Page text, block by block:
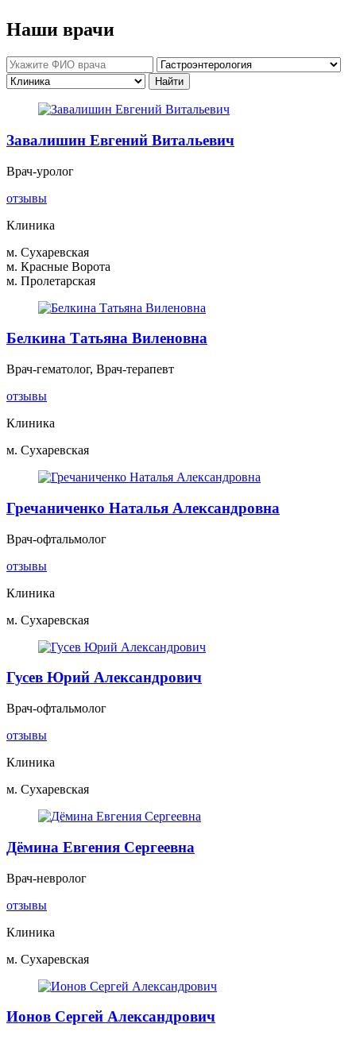
Наши врачи
Завалишин Евгений Витальевич
Врач-уролог
отзывы
Клиника
м. Сухаревская
м. Красные Ворота
м. Пролетарская
Белкина Татьяна Виленовна
Врач-гематолог, Врач-терапевт
отзывы
Клиника
м. Сухаревская
Гречаниченко Наталья Александровна
Врач-офтальмолог
отзывы
Клиника
м. Сухаревская
Гусев Юрий Александрович
Врач-офтальмолог
отзывы
Клиника
м. Сухаревская
Дёмина Евгения Сергеевна
Врач-невролог
отзывы
Клиника
м. Сухаревская
Ионов Сергей Александрович